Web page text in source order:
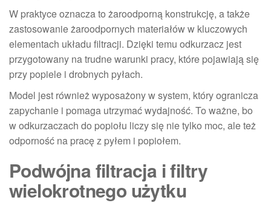
W praktyce oznacza to żaroodporną konstrukcję, a także
zastosowanie żaroodpornych materiałów w kluczowych
elementach układu filtracji. Dzięki temu odkurzacz jest
przygotowany na trudne warunki pracy, które pojawiają się
przy popiele i drobnych pyłach.
Model jest również wyposażony w system, który ogranicza
zapychanie i pomaga utrzymać wydajność. To ważne, bo
w odkurzaczach do popiołu liczy się nie tylko moc, ale też
odporność na pracę z pyłem i popiołem.
Podwójna filtracja i filtry
wielokrotnego użytku